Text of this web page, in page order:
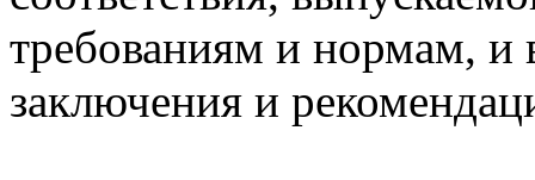
требованиям и нормам, и
заключения и